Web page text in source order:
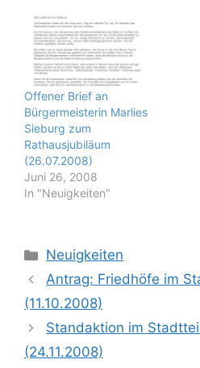
Erftstadt zum Thema
LKW Verkehr in den
Ortsdurchfahrten
Brüggen, Balkhausen,
Türnich aus dem April
diesen Jahres
aufgenommen. In § 3 (1)
der aktuellen
Geschäftsordnung für
den Rat und die
Ausschüsse der Stadt
Kerpen steht:…
Offener Brief an
Bürgermeisterin Marlies
Sieburg zum
Rathausjubiläum
(26.07.2008)
Juni 26, 2008
In "Neuigkeiten"
Kategorien
Neuigkeiten
Antrag: Friedhöfe im
(11.10.2008)
Standaktion im
(24.11.2008)